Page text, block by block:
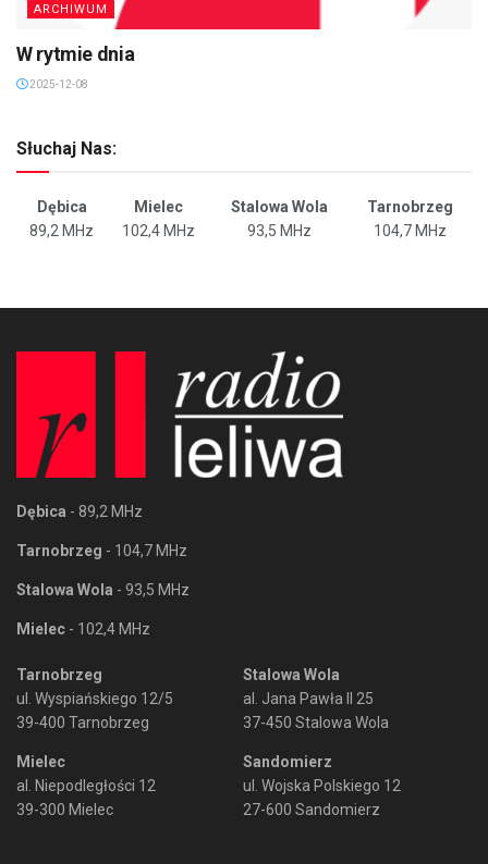
ARCHIWUM
W rytmie dnia
2025-12-08
Słuchaj Nas:
Dębica Mielec Stalowa Wola
Tarnobrzeg
89,2 MHz
102,4 MHz 93,5 MHz 104,7 MHz
Dębica - 89,2 MHz
Tarnobrzeg - 104,7 MHz
Stalowa Wola - 93,5 MHz
Mielec - 102,4 MHz
Tarnobrzeg
ul. Wyspiańskiego 12/5
39-400 Tarnobrzeg
Mielec
al. Niepodległości 12
39-300 Mielec
Stalowa Wola
al. Jana Pawła II 25
37-450 Stalowa Wola
Sandomierz
ul. Wojska Polskiego 12
27-600 Sandomierz